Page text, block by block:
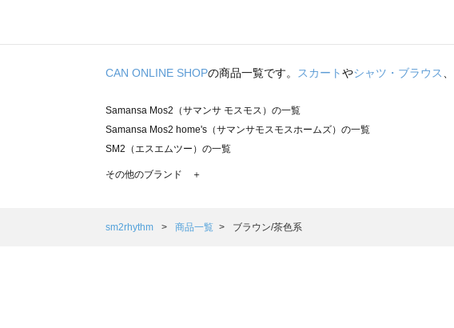
CAN ONLINE SHOPの商品一覧です。 スカートやシャツ・ブラウス、
Samansa Mos2（サマンサ モスモス）の一覧
Samansa Mos2 home's（サマンサモスモスホームズ）の一覧
SM2（エスエムツー）の一覧
TSUHARU by Samansa Mos2（ツハルバイサマンサモスモス）の一覧
Samansa Mos2 Lagom（サマンサモスモス ラーゴム）の一覧
その他のブランド ＋
sm2rhythm 商品一覧 ブラウン/茶色系